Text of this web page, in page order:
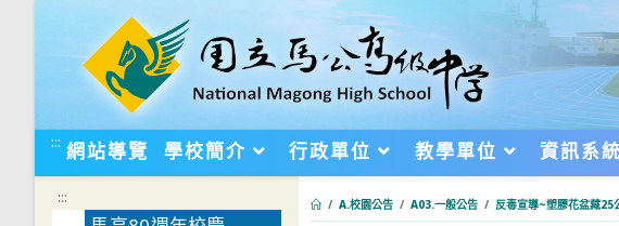
::: 網站導覽 學校簡介 行政單位 教學單位 資訊系統
/ A.校園公告 / A03.一般公告 / 反毒宣導~塑膠花盆藏
:::